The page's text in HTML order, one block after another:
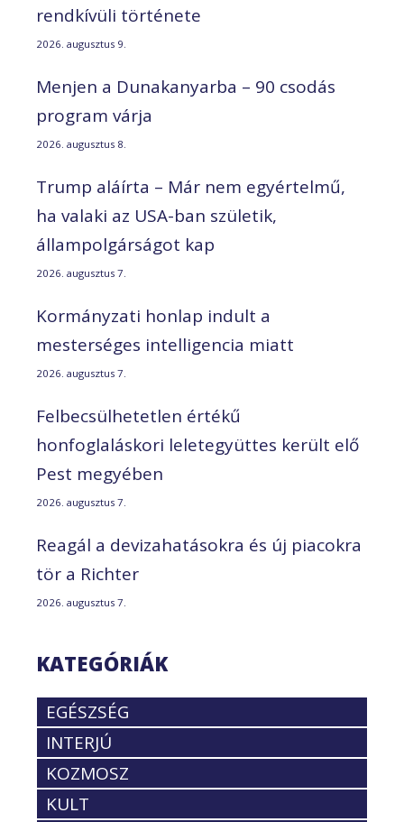
rendkívüli története
2026. augusztus 9.
Menjen a Dunakanyarba – 90 csodás
program várja
2026. augusztus 8.
Trump aláírta – Már nem egyértelmű,
ha valaki az USA-ban születik,
állampolgárságot kap
2026. augusztus 7.
Kormányzati honlap indult a
mesterséges intelligencia miatt
2026. augusztus 7.
Felbecsülhetetlen értékű
honfoglaláskori leletegyüttes került elő
Pest megyében
2026. augusztus 7.
Reagál a devizahatásokra és új piacokra
tör a Richter
2026. augusztus 7.
KATEGÓRIÁK
EGÉSZSÉG
INTERJÚ
KOZMOSZ
KULT